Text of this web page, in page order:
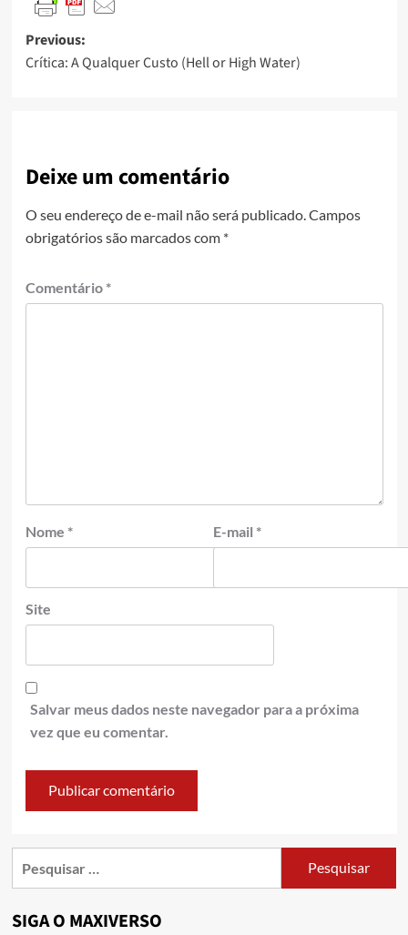
Previous:
Crítica: A Qualquer Custo (Hell or High Water)
Deixe um comentário
O seu endereço de e-mail não será publicado. Campos
obrigatórios são marcados com *
Comentário *
Nome * E-mail *
Site
Salvar meus dados neste navegador para a próxima
vez que eu comentar.
SIGA O MAXIVERSO